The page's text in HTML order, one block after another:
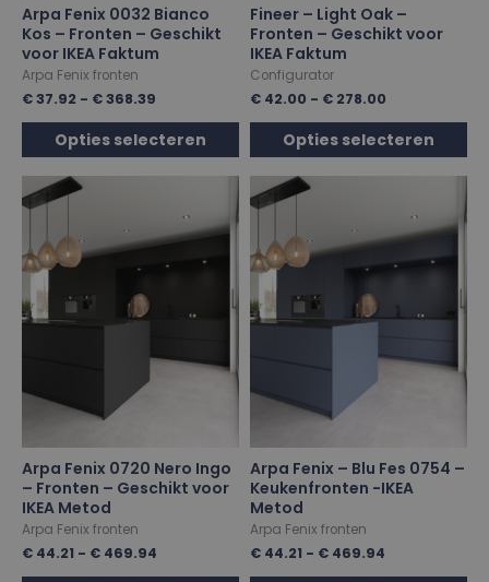
Arpa Fenix 0032 Bianco
Kos – Fronten – Geschikt
voor IKEA Faktum
Arpa Fenix fronten
€37.92 - €368.39
Opties selecteren
Fineer – Light Oak –
Fronten – Geschikt voor
IKEA Faktum
Configurator
€ 42.00 - € 278.00
Opties selecteren
Arpa Fenix 0720 Nero Ingo
– Fronten – Geschikt voor
IKEA Metod
Arpa Fenix fronten
€ 44.21 - € 469.94
Arpa Fenix – Blu Fes 0754 –
Keukenfronten -IKEA
Metod
Arpa Fenix fronten
€ 44.21 - € 469.94